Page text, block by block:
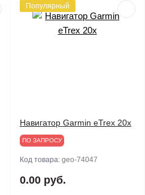
Популярный
Навигатор Garmin eTrex 20x
ПО ЗАПРОСУ
Код товара: geo-74047
0.00 руб.